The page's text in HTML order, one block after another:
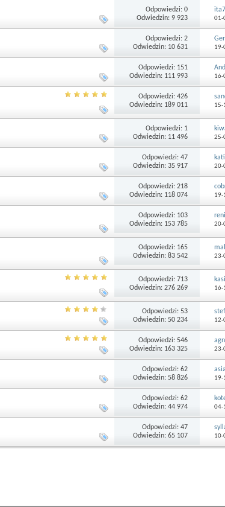
Odpowiedzi: 0
Odwiedzin: 9 923
01-
Odpowiedzi: 2
Odwiedzin: 10 631
19-
Odpowiedzi: 151
Odwiedzin: 111 993
16-
Odpowiedzi: 426
Odwiedzin: 189 011
15-
Odpowiedzi: 1
Odwiedzin: 11 496
25-
Odpowiedzi: 47
Odwiedzin: 35 917
20-
Odpowiedzi: 218
Odwiedzin: 118 074
19-
Odpowiedzi: 103
Odwiedzin: 153 785
20-
Odpowiedzi: 165
Odwiedzin: 83 542
23-
Odpowiedzi: 713
Odwiedzin: 276 269
16-
Odpowiedzi: 53
Odwiedzin: 50 234
12-
Odpowiedzi: 546
Odwiedzin: 163 325
23-
Odpowiedzi: 62
Odwiedzin: 58 826
asia
19-
Odpowiedzi: 62
Odwiedzin: 44 974
04-
Odpowiedzi: 47
Odwiedzin: 65 107
10-